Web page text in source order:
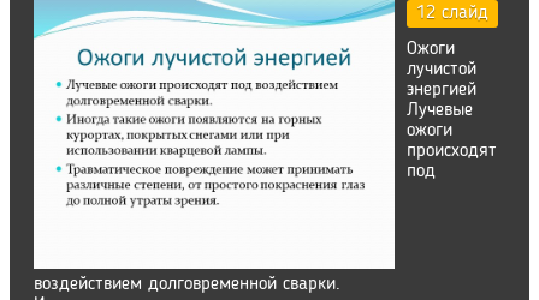
12 слайд
Ожоги
лучистой
энергией
Лучевые
ожоги
происходят
под
воздействием долговременной сварки.